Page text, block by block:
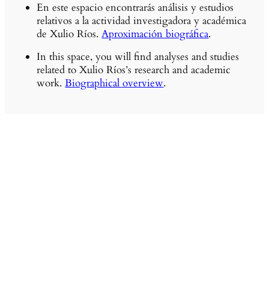
En este espacio encontrarás análisis y estudios
relativos a la actividad investigadora y académica
de Xulio Ríos.Aproximación biográfica.
In this space, you will find analyses and studies
related to Xulio Ríos’s research and academic
work.Biographical overview.